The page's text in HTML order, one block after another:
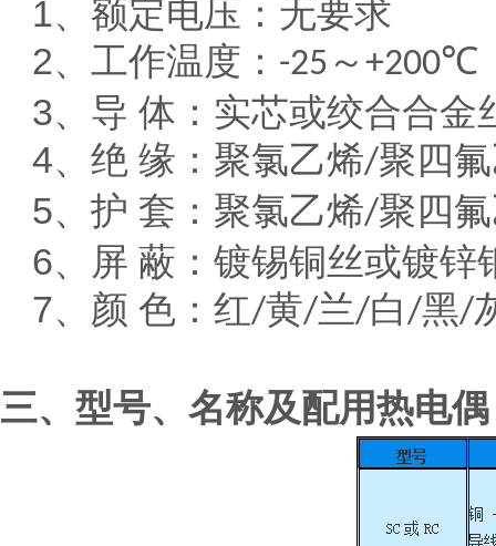
1、额定电压：无要求
2、工作温度： -25 ～+200℃
3、导 体：实芯或绞合合金
4、绝 缘：聚氯乙烯/聚四
5、护 套：聚氯乙烯/聚四
6、屏 蔽：镀锡铜丝或镀锌
7、颜 色：红/黄/兰/白/黑/
三、型号、名称及配用热电